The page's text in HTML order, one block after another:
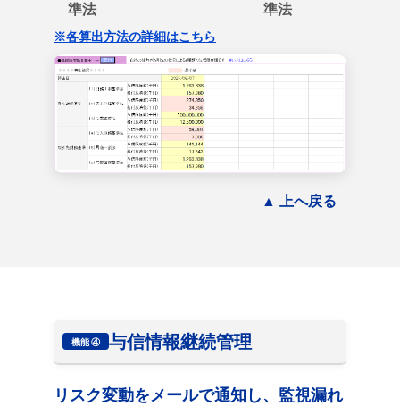
準法
準法
※各算出方法の詳細はこちら
▲ 上へ戻る
機能 ④ 与信情報継続管理
リスク変動をメールで通知し、監視漏れ